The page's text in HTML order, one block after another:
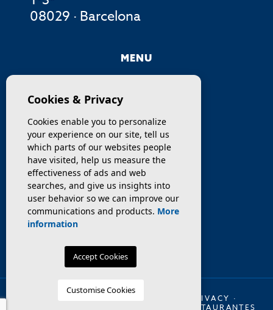
08029 · Barcelona
MENU
PROPERTIES
SERVICES
SELL / TRANSFER
NEWS
PRIVACY ·
TRASPASO DE RESTAURANTES
Cookies & Privacy
Cookies enable you to personalize
your experience on our site, tell us
which parts of our websites people
have visited, help us measure the
effectiveness of ads and web
searches, and give us insights into
user behavior so we can improve our
communications and products. More
information
Accept Cookies
Customise Cookies